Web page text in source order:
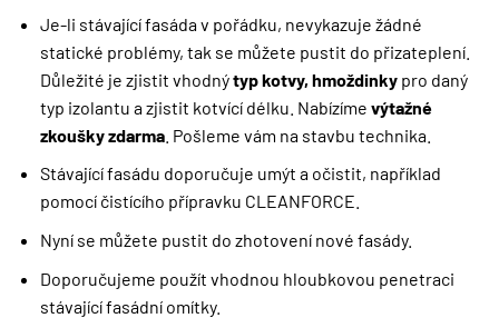
Je-li stávající fasáda v pořádku, nevykazuje žádné
statické problémy, tak se můžete pustit do přizateplení.
Důležité je zjistit vhodnýtyp kotvy, hmoždinkypro daný
typ izolantu a zjistit kotvící délku. Nabízíme výtažné
zkoušky zdarma. Pošleme vám na stavbu technika.
Stávající fasádu doporučuje umýt a očistit, například
pomocí čistícího přípravku CLEANFORCE.
Nyní se můžete pustit do zhotovení nové fasády.
Doporučujeme použít vhodnou hloubkovou penetraci
stávající fasádní omítky.